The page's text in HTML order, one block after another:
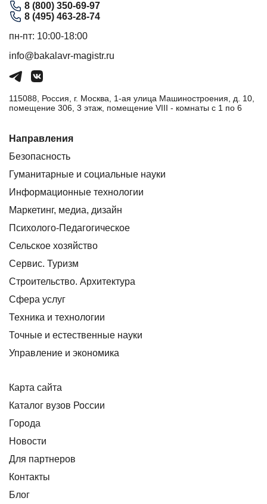
8 (800) 350-69-97
8 (495) 463-28-74
пн-пт: 10:00-18:00
info@bakalavr-magistr.ru
115088, Россия, г. Москва, 1-ая улица Машиностроения, д. 10,
помещение 306, 3 этаж, помещение VIII - комнаты с 1 по 6
Направления
Безопасность
Гуманитарные и социальные науки
Информационные технологии
Маркетинг, медиа, дизайн
Психолого-Педагогическое
Сельское хозяйство
Сервис. Туризм
Строительство. Архитектура
Сфера услуг
Техника и технологии
Точные и естественные науки
Управление и экономика
Карта сайта
Каталог вузов России
Города
Новости
Для партнеров
Контакты
Блог